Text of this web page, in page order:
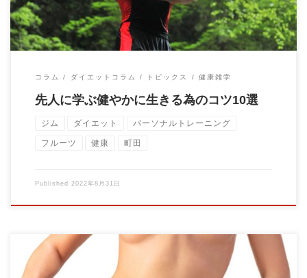
コラム ダイエットコラム トピックス 健康雑学
先人に学ぶ健やかに生きる為のコツ10選
ジム ダイエット パーソナルトレーニング
フルーツ 健康 町田
Published 2022年8月31日